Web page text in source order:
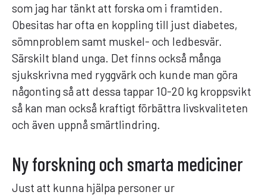
som jag har tänkt att forska om i framtiden.
Obesitas har ofta en koppling till just diabetes,
sömnproblem samt muskel- och ledbesvär.
Särskilt bland unga. Det finns också många
sjukskrivna med ryggvärk och kunde man göra
någonting så att dessa tappar 10-20 kg kroppsvikt
så kan man också kraftigt förbättra livskvaliteten
och även uppnå smärtlindring.
Ny forskning och smarta mediciner
Just att kunna hjälpa personer ur